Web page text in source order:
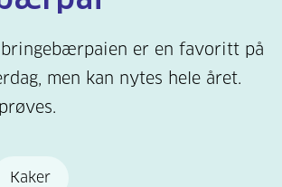
bringebærpaien er en favoritt på
men kan nytes hele året.
Kaker